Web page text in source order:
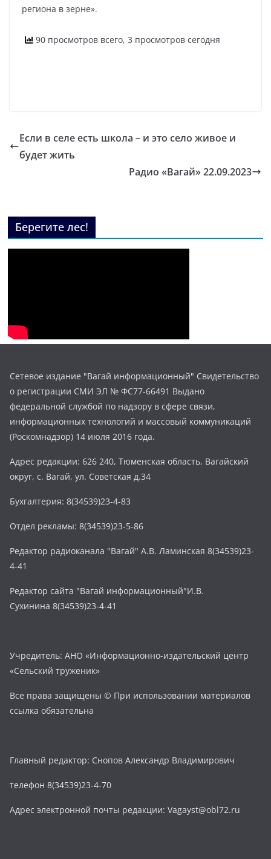
региона в зерне».
90 просмотров всего, 3 просмотров сегодня
Если в селе есть школа – и это село живое и
будет жить
Радио «Вагай» 22.09.2023
Берегите лес!
Сетевое издание "Вагай информационный" Свидетельство
о регистрации СМИ ЭЛ № ФС77-66491 Выдано
федеральной службой по надзору в сфере связи,
информационных технологий и массовый коммуникаций
(Роскомнадзор) 14 июля 2016 года.
Адрес редакции: 626 240, Тюменская область, Вагайский
округ, с. Вагай, ул. Советская д.34
Бухгалтерия: 8(34539)23-4-83
Отдел рекламы: 8(34539)23-5-86
Редактор радиоканала "Вагай" А.В. Ламинская 8(34539)23-
4-41
Редактор сайта "Вагай информационный"И.В.
Сухинина 8(34539)23-4-41
Учредитель: АНО «Информационно-издательский центр
«Сельский труженик»
Все права защищены © При использовании материалов
ссылка обязательна
Главный редактор: Снопов Александр Владимирович
телефон 8(34539)23-4-70
Адрес электронной почты редакции: Vagayst@obl72.ru